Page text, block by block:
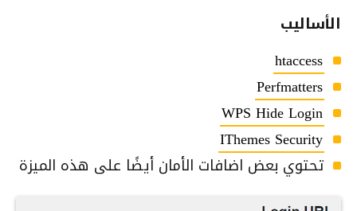
الأساليب
htaccess
Perfmatters
WPS Hide Login
IThemes Security
تحتوي بعض اضافات الأمان أيضًا على هذه الميزة